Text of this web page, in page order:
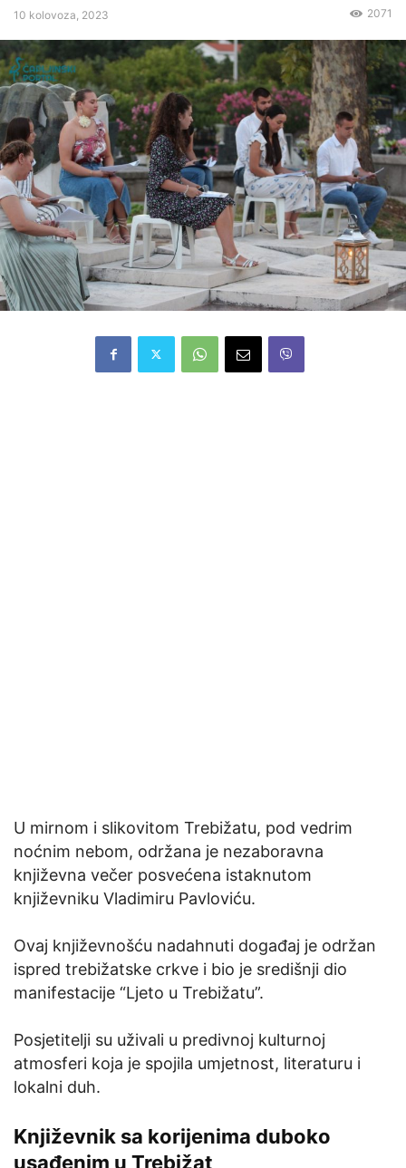
10 kolovoza, 2023 2071
U mirnom i slikovitom Trebižatu, pod vedrim
noćnim nebom, održana je nezaboravna
književna večer posvećena istaknutom
književniku Vladimiru Pavloviću.
Ovaj književnošću nadahnuti događaj je održan
ispred trebižatske crkve i bio je središnji dio
manifestacije “Ljeto u Trebižatu”.
Posjetitelji su uživali u predivnoj kulturnoj
atmosferi koja je spojila umjetnost, literaturu i
lokalni duh.
Književnik sa korijenima duboko
usađenim u Trebižat